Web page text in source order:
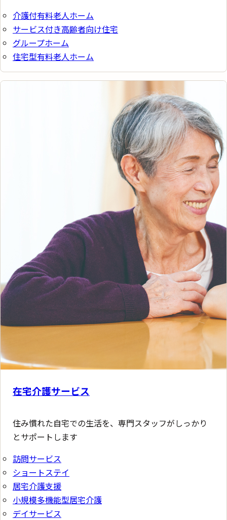
介護付有料老人ホーム
サービス付き高齢者向け住宅
グループホーム
住宅型有料老人ホーム
在宅介護サービス
住み慣れた自宅での生活を、専門スタッフがしっかり
とサポートします
訪問サービス
ショートステイ
居宅介護支援
小規模多機能型居宅介護
デイサービス